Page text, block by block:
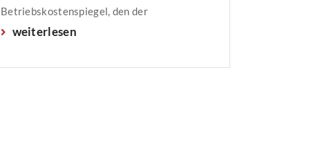
Betriebskostenspiegel, den der
Deutsche Mieterbund (DMB) vorgelegt
weiterlesen